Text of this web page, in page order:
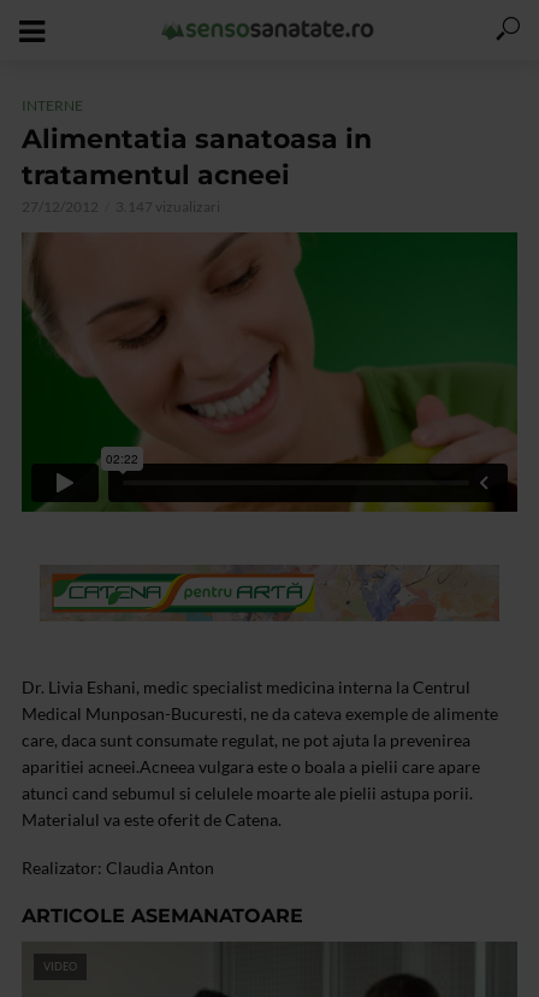
INTERNE
Alimentatia sanatoasa in
tratamentul acneei
27/12/2012 3.147 vizualizari
Dr. Livia Eshani, medic specialist medicina interna la Centrul
Medical Munposan-Bucuresti, ne da cateva exemple de alimente
care, daca sunt consumate regulat, ne pot ajuta la prevenirea
aparitiei acneei.Acneea vulgara este o boala a pielii care apare
atunci cand sebumul si celulele moarte ale pielii astupa porii.
Materialul va este oferit de Catena.
Realizator: Claudia Anton
ARTICOLE ASEMANATOARE
VIDEO